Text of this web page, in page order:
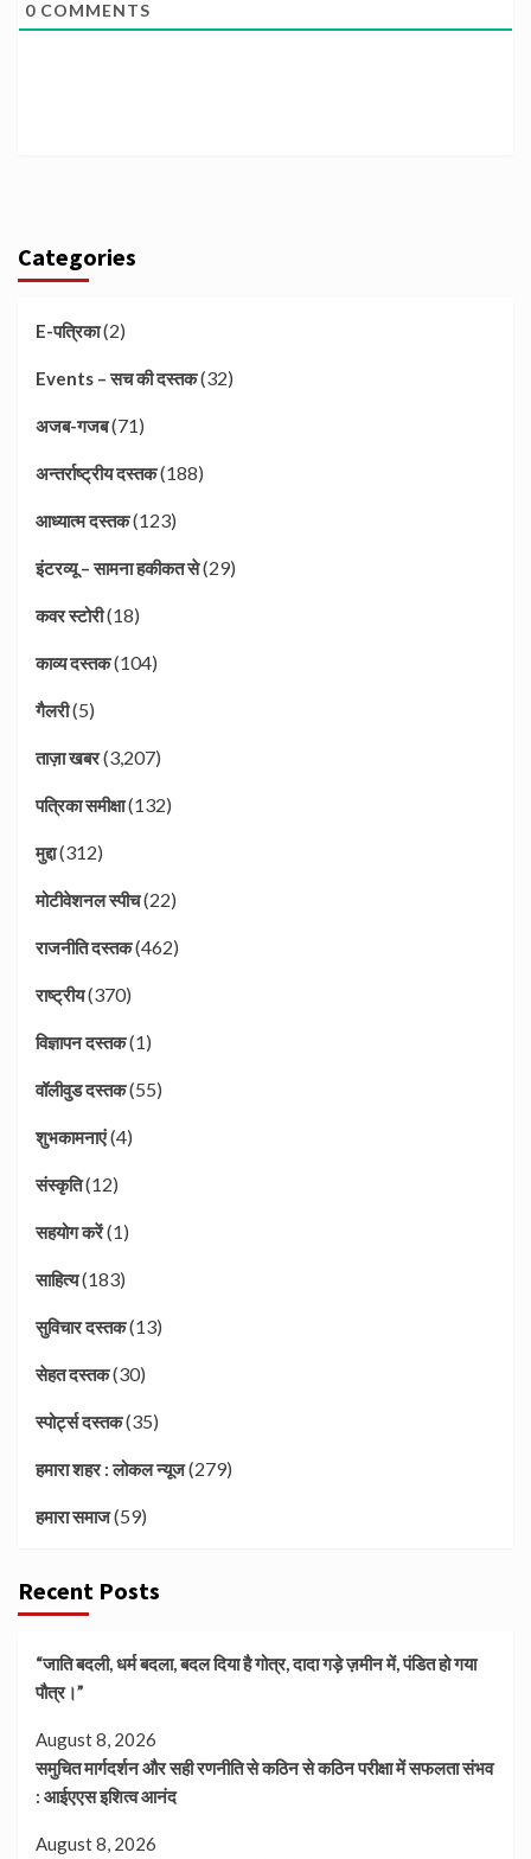
0 COMMENTS
Categories
E-पत्रिका(2)
Events – सच की दस्तक(32)
अजब-गजब(71)
अन्तर्राष्ट्रीय दस्तक(188)
आध्यात्म दस्तक(123)
इंटरव्यू – सामना हकीकत से(29)
कवर स्टोरी(18)
काव्य दस्तक(104)
गैलरी(5)
ताज़ा खबर(3,207)
पत्रिका समीक्षा(132)
मुद्दा(312)
मोटीवेशनल स्पीच(22)
राजनीति दस्तक(462)
राष्ट्रीय(370)
विज्ञापन दस्तक(1)
वॉलीवुड दस्तक(55)
शुभकामनाएं(4)
संस्कृति(12)
सहयोग करें(1)
साहित्य(183)
सुविचार दस्तक(13)
सेहत दस्तक(30)
स्पोर्ट्स दस्तक(35)
हमारा शहर : लोकल न्यूज(279)
हमारा समाज(59)
Recent Posts
“जाति बदली, धर्म बदला, बदल दिया है गोत्र, दादा गड़े ज़मीन में, पंडित हो गया
पौत्र।”
August 8, 2026
समुचित मार्गदर्शन और सही रणनीति से कठिन से कठिन परीक्षा में सफलता संभव
: आईएएस इशित्व आनंद
August 8, 2026